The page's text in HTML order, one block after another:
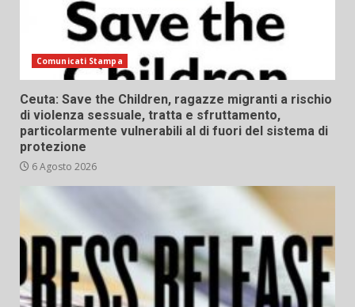
Comunicati Stampa
Ceuta: Save the Children, ragazze migranti a rischio
di violenza sessuale, tratta e sfruttamento,
particolarmente vulnerabili al di fuori del sistema di
protezione
6 Agosto 2026